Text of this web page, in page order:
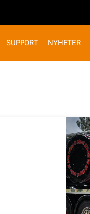
SUPPORT NYHETER